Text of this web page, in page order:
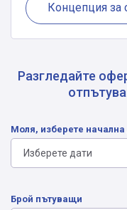
Концепция за
Разгледайте
Моля, изберете начална
Брой пътуващи